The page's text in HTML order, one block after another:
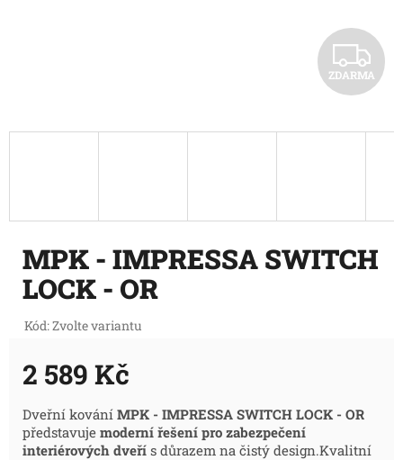
Z
D
A
A
ZDARMA
MPK - IMPRESSA SWITCH
LOCK - OR
Kód:Zvolte variantu
2 589 Kč
Měrná
cena:
Dveřní kování MPK - IMPRESSA SWITCH LOCK - OR
představuje moderní řešení pro zabezpečení
interiérových dveří s důrazem na čistý design.Kvalitní